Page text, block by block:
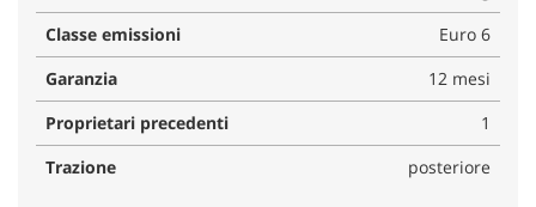
Classe emissioni
Euro 6
Garanzia
12 mesi
Proprietari precedenti
1
Trazione
posteriore